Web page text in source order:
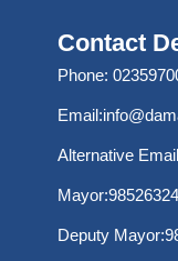
Contact
Phone:
Email:
Alternative
Deputy